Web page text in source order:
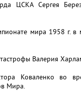
ЦСКА Сергея
мира 1958 г. в
Валерия
Коваленко во
Мира.